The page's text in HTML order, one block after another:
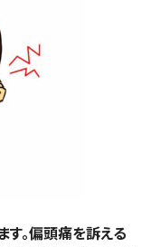
。偏頭痛を訴える